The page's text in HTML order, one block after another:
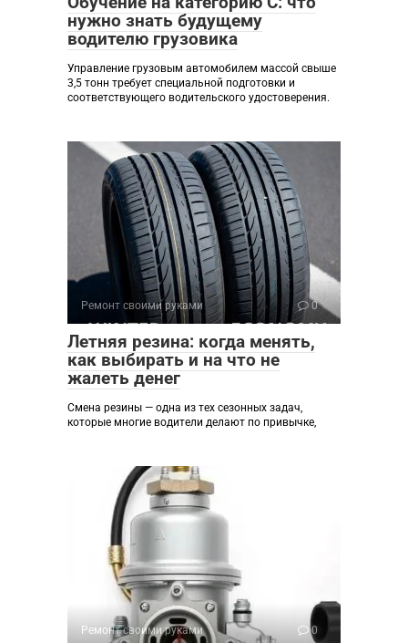
нужно знать будущему
водителю грузовика
Управление грузовым автомобилем массой свыше
3,5 тонн требует специальной подготовки и
соответствующего водительского удостоверения.
Ремонт своими руками 0
Летняя резина: когда менять,
как выбирать и на что не
жалеть денег
Смена резины — одна из тех сезонных задач,
которые многие водители делают по привычке,
Ремонт своими руками 0